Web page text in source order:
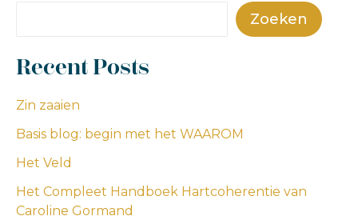
Zoeken
Recent Posts
Zin zaaien
Basis blog: begin met het WAAROM
Het Veld
Het Compleet Handboek Hartcoherentie van
Caroline Gormand